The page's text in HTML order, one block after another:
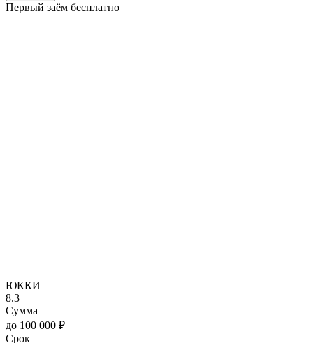
Первый заём бесплатно
ЮККИ
8.3
Сумма
до 100 000 ₽
Срок